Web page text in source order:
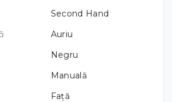
Second Hand
Auriu
Negru
Manuală
Față